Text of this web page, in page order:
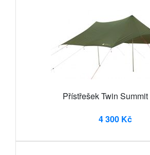
Přístřešek Twin
4 300 Kč